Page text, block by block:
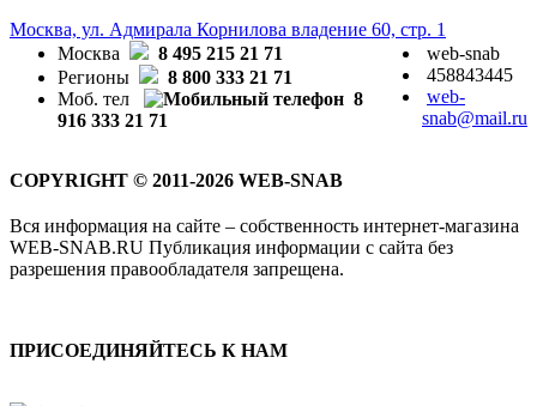
Москва, ул. Адмирала Корнилова владение 60, стр. 1
Москва
8 495 215 21 71
Регионы
8 800 333 21 71
Моб. тел
8
916 333 21 71
web-snab
458843445
web-
snab@mail.ru
COPYRIGHT © 2011-2026 WEB-SNAB
Вся информация на сайте – собственность интернет-магазина
WEB-SNAB.RU Публикация информации с сайта без
разрешения правообладателя запрещена.
ПРИСОЕДИНЯЙТЕСЬ К НАМ